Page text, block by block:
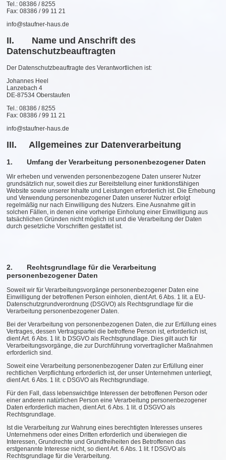
Tel.: 08386 / 8255
Fax: 08386 / 99 11 21
info@staufner-haus.de
II. Name und Anschrift des
Datenschutzbeauftragten
Der Datenschutzbeauftragte des Verantwortlichen ist:
Johannes Heel
Lanzebach 4
DE-87534 Oberstaufen
Tel.: 08386 / 8255
Fax: 08386 / 99 11 21
info@staufner-haus.de
III. Allgemeines zur Datenverarbeitung
1. Umfang der Verarbeitung personenbezogener Daten
Wir erheben und verwenden personenbezogene Daten unserer Nutzer
grundsätzlich nur, soweit dies zur Bereitstellung einer funktionsfähigen
Website sowie unserer Inhalte und Leistungen erforderlich ist. Die Erhebung
und Verwendung personenbezogener Daten unserer Nutzer erfolgt
regelmäßig nur nach Einwilligung des Nutzers. Eine Ausnahme gilt in
solchen Fällen, in denen eine vorherige Einholung einer Einwilligung aus
tatsächlichen Gründen nicht möglich ist und die Verarbeitung der Daten
durch gesetzliche Vorschriften gestattet ist.
2. Rechtsgrundlage für die Verarbeitung
personenbezogener Daten
Soweit wir für Verarbeitungsvorgänge personenbezogener Daten eine
Einwilligung der betroffenen Person einholen, dient Art. 6 Abs. 1 lit. a EU-
Datenschutzgrundverordnung (DSGVO) als Rechtsgrundlage für die
Verarbeitung personenbezogener Daten.
Bei der Verarbeitung von personenbezogenen Daten, die zur Erfüllung eines
Vertrages, dessen Vertragspartei die betroffene Person ist, erforderlich ist,
dient Art. 6 Abs. 1 lit. b DSGVO als Rechtsgrundlage. Dies gilt auch für
Verarbeitungsvorgänge, die zur Durchführung vorvertraglicher Maßnahmen
erforderlich sind.
Soweit eine Verarbeitung personenbezogener Daten zur Erfüllung einer
rechtlichen Verpflichtung erforderlich ist, der unser Unternehmen unterliegt,
dient Art. 6 Abs. 1 lit. c DSGVO als Rechtsgrundlage.
Für den Fall, dass lebenswichtige Interessen der betroffenen Person oder
einer anderen natürlichen Person eine Verarbeitung personenbezogener
Daten erforderlich machen, dient Art. 6 Abs. 1 lit. d DSGVO als
Rechtsgrundlage.
Ist die Verarbeitung zur Wahrung eines berechtigten Interesses unseres
Unternehmens oder eines Dritten erforderlich und überwiegen die
Interessen, Grundrechte und Grundfreiheiten des Betroffenen das
erstgenannte Interesse nicht, so dient Art. 6 Abs. 1 lit. f DSGVO als
Rechtsgrundlage für die Verarbeitung.